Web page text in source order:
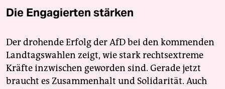
Die Engagierten stärken
Der drohende Erfolg der AfD bei den kommenden
Landtagswahlen zeigt, wie stark rechtsextreme
Kräfte inzwischen geworden sind. Gerade jetzt
braucht es Zusammenhalt und Solidarität. Auch